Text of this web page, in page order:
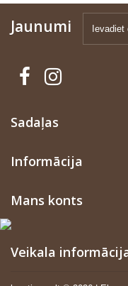
Jaunumi
Sadaļas
Informācija
Mans konts
Veikala